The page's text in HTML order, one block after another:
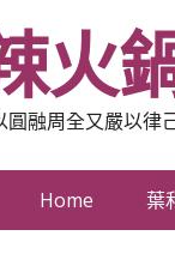
火
融周全又嚴以
Home 葉